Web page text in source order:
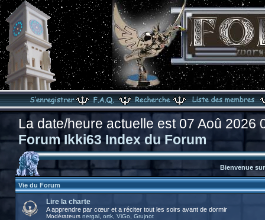
La date/heure actuelle est 07 Aoû 2026
Forum Ikki63 Index du Forum
Bienvenue
Vie du Forum
Lire la charte
A apprendre par cœur et a réciter tout les soirs avant de dormir
Modérateurs nergal, ortk, ViGo Grujnot